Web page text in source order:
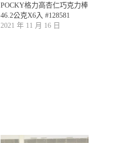
POCKY格力高杏仁巧克力棒
46.2公克X6入 #128581
2021 年 11 月 16 日